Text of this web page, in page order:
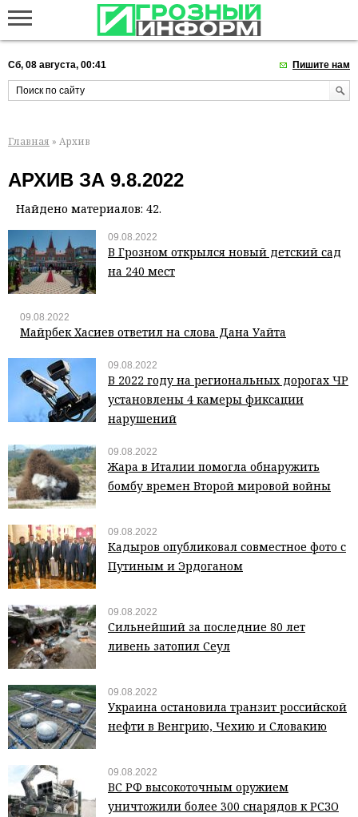
Сб, 08 августа, 00:41 Пишите нам
Главная » Архив
АРХИВ ЗА 9.8.2022
Найдено материалов: 42.
09.08.2022
В Грозном открылся новый детский сад
на 240 мест
09.08.2022
Майрбек Хасиев ответил на слова Дана Уайта
09.08.2022
В 2022 году на региональных дорогах ЧР
установлены 4 камеры фиксации
нарушений
09.08.2022
Жара в Италии помогла обнаружить
бомбу времен Второй мировой войны
09.08.2022
Кадыров опубликовал совместное фото с
Путиным и Эрдоганом
09.08.2022
Сильнейший за последние 80 лет
ливень затопил Сеул
09.08.2022
Украина остановила транзит российской
нефти в Венгрию, Чехию и Словакию
09.08.2022
ВС РФ высокоточным оружием
уничтожили более 300 снарядов к РСЗО